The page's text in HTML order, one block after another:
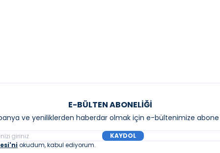
E-BÜLTEN ABONELIĞI
ve yeniliklerden haberdar olmak için e-bültenimize
KAYDOL
okudum, kabul ediyorum.